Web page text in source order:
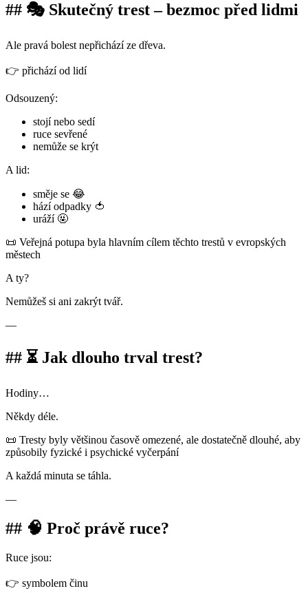
## 🎭 Skutečný trest – bezmoc před lidmi
Ale pravá bolest nepřichází ze dřeva.
👉 přichází od lidí
Odsouzený:
stojí nebo sedí
ruce sevřené
nemůže se krýt
A lid:
směje se 😂
hází odpadky 🍅
uráží 🤬
📜 Veřejná potupa byla hlavním cílem těchto trestů v evropských
městech
A ty?
Nemůžeš si ani zakrýt tvář.
—
## ⏳ Jak dlouho trval trest?
Hodiny…
Někdy déle.
📜 Tresty byly většinou časově omezené, ale dostatečně dlouhé, aby
způsobily fyzické i psychické vyčerpání
A každá minuta se táhla.
—
## 🧠 Proč právě ruce?
Ruce jsou:
👉 symbolem činu